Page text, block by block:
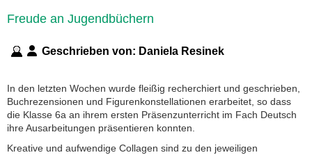
Freude an Jugendbüchern
Geschrieben von: Daniela Resinek
In den letzten Wochen wurde fleißig recherchiert und geschrieben,
Buchrezensionen und Figurenkonstellationen erarbeitet, so dass
die Klasse 6a an ihrem ersten Präsenzunterricht im Fach Deutsch
ihre Ausarbeitungen präsentieren konnten.
Kreative und aufwendige Collagen sind zu den jeweiligen